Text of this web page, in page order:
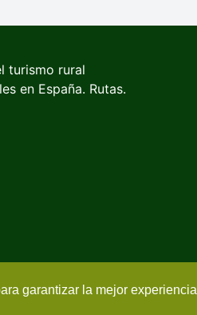
garantizar la mejor experiencia
turismo rural
en España. Rutas.